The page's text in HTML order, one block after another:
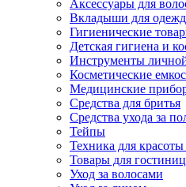
Аксессуары для
Вкладыши для
Гигиенические
Детская гигиена и
Инструменты
Косметические
Медицинские
Средства для бритья
Средства ухода за
Тейпы
Техника для красоты
Товары для гостиниц
Уход за волосами